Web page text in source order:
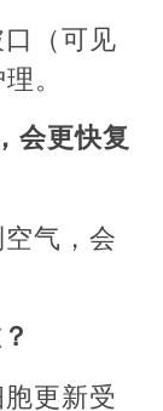
（可见
。
会更快复
气，会
更新受